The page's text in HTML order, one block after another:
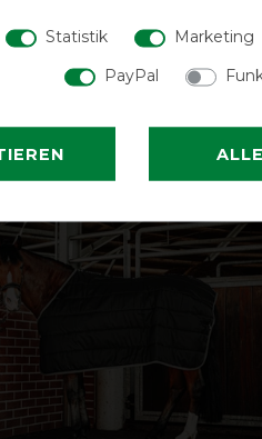
€ *
Statistik Marketing
PayPal